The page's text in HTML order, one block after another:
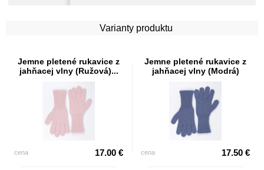
Varianty produktu
Jemne pletené rukavice z
jahňacej vlny (Ružová)...
cena 17.00 €
Jemne pletené rukavice z
jahňacej vlny (Modrá)
cena 17.50 €